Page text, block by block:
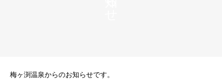
梅ヶ渕温泉からのお知らせです。